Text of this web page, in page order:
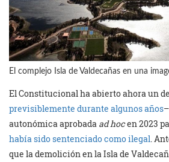
El complejo Isla de Valdecañas en una
El Constitucional ha abierto ahora un
previsiblemente durante algunos años
autonómica aprobada ad hocen 2023
había sido sentenciado como ilegal .
que la demolición en la Isla de